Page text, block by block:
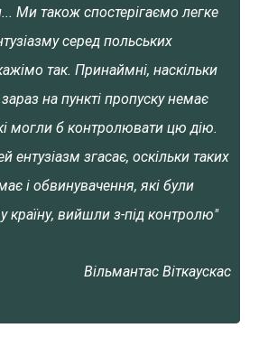
Ми також спостерігаємо легке
серед польських
так. Принаймні, наскільки
на пункті пропуску немає
могли б контролювати цю дію.
ентузіазм згасає, оскільки таких
і обвинувачення, які були
країну, вийшли з-під контролю"
Вільмантас Віткаускас